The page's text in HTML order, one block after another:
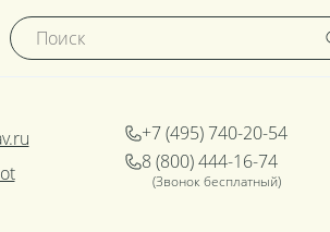
+7 (495) 740-20-54
8 (800) 444-16-74
(Звонок бесплатный)